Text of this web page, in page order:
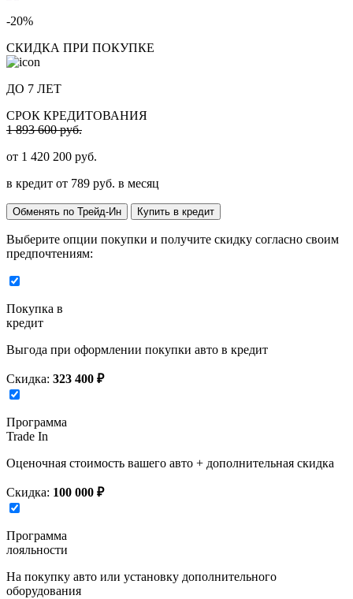
-20%
СКИДКА ПРИ ПОКУПКЕ
ДО 7 ЛЕТ
СРОК КРЕДИТОВАНИЯ
1 893 600 руб.
от 1 420 200 руб.
в кредит от 789 руб. в месяц
Обменять по Трейд-Ин Купить в кредит
Выберите опции покупки и получите скидку согласно своим
предпочтениям:
Покупка в
кредит
Выгода при оформлении покупки авто в кредит
Скидка: 323 400 ₽
Программа
Trade In
Оценочная стоимость вашего авто + дополнительная скидка
Скидка: 100 000 ₽
Программа
лояльности
На покупку авто или установку дополнительного
оборудования